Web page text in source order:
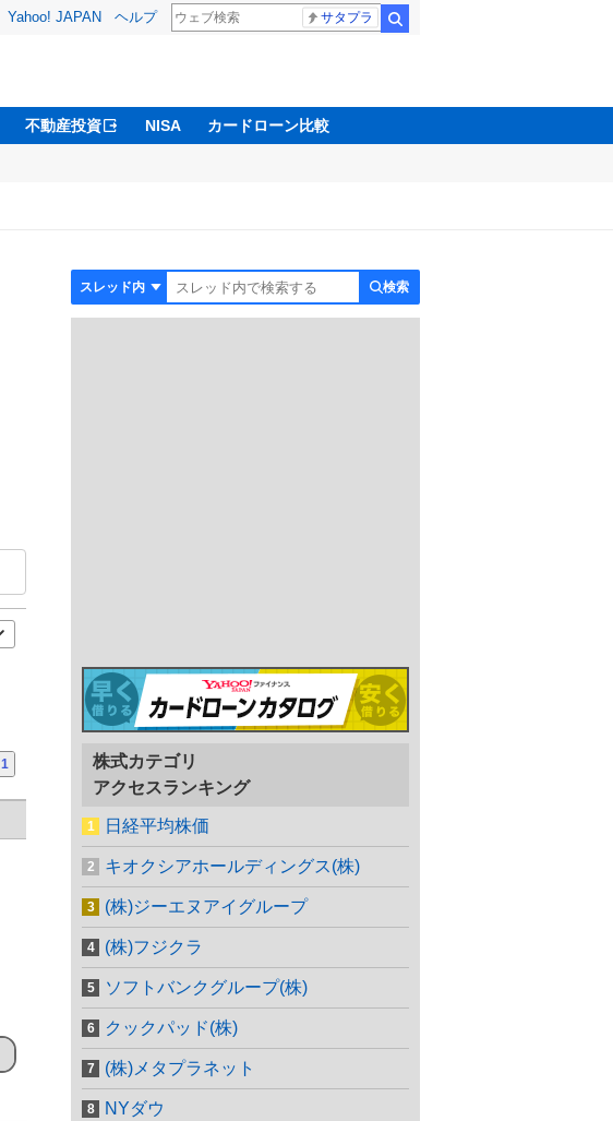
Yahoo! JAPAN ヘルプ サタプラ
不動産投資 NISA カードローン比較
検索
1
株式カテゴリ
アクセスランキング
日経平均株価
キオクシアホールディングス(株)
(株)ジーエヌアイグループ
(株)フジクラ
ソフトバンクグループ(株)
クックパッド(株)
(株)メタプラネット
NYダウ